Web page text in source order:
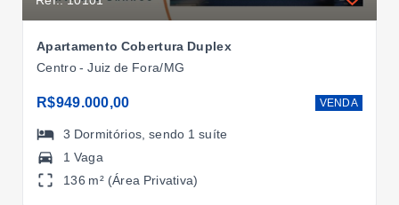
Apartamento Cobertura Duplex
Centro - Juiz de Fora/MG
R$949.000,00 VENDA
3 Dormitórios , sendo 1 suíte
1 Vaga
136 m² (Área Privativa)